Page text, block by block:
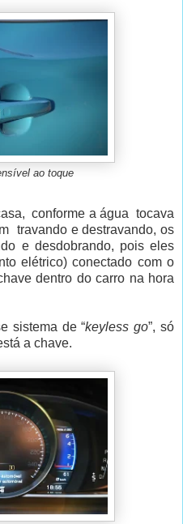
ao toque
conforme a água tocava
travando e destravando, os
e desdobrando, pois eles
elétrico) conectado com o
dentro do carro na hora
sistema de “keyless go”, só
a chave.